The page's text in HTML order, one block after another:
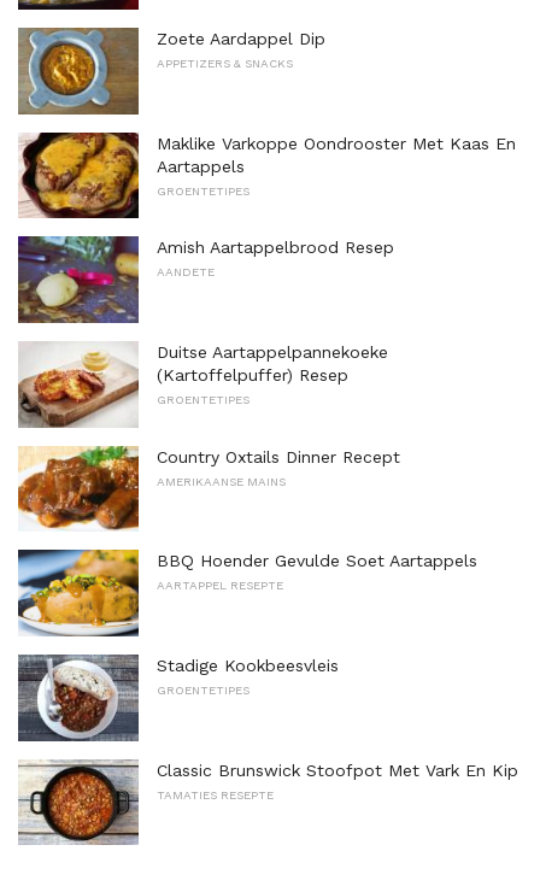
Zoete Aardappel Dip
APPETIZERS & SNACKS
Maklike Varkoppe Oondrooster Met Kaas En
Aartappels
GROENTETIPES
Amish Aartappelbrood Resep
AANDETE
Duitse Aartappelpannekoeke
(Kartoffelpuffer) Resep
GROENTETIPES
Country Oxtails Dinner Recept
AMERIKAANSE MAINS
BBQ Hoender Gevulde Soet Aartappels
AARTAPPEL RESEPTE
Stadige Kookbeesvleis
GROENTETIPES
Classic Brunswick Stoofpot Met Vark En Kip
TAMATIES RESEPTE